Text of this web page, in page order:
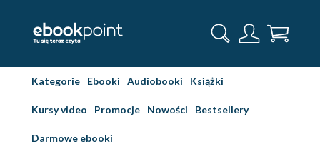
Kategorie Ebooki Audiobooki Książki
Kursy video Promocje Nowości Bestsellery
Darmowe ebooki